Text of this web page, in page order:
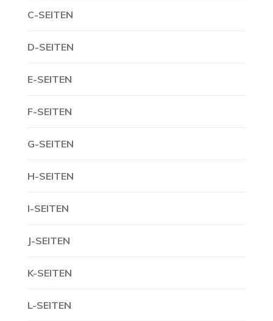
C-SEITEN
D-SEITEN
E-SEITEN
F-SEITEN
G-SEITEN
H-SEITEN
I-SEITEN
J-SEITEN
K-SEITEN
L-SEITEN